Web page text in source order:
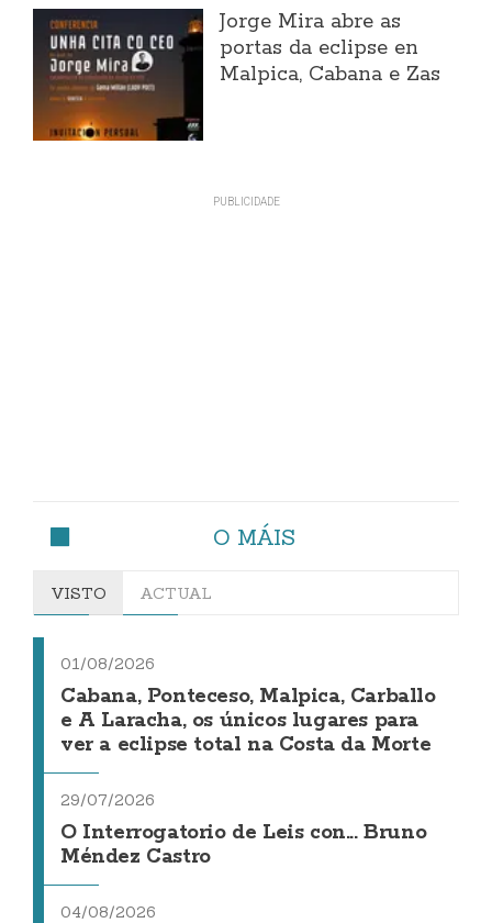
Jorge Mira abre as
portas da eclipse en
Malpica, Cabana e Zas
O MÁIS
VISTO ACTUAL
01/08/2026
Cabana, Ponteceso, Malpica, Carballo
e A Laracha, os únicos lugares para
ver a eclipse total na Costa da Morte
29/07/2026
O Interrogatorio de Leis con... Bruno
Méndez Castro
04/08/2026